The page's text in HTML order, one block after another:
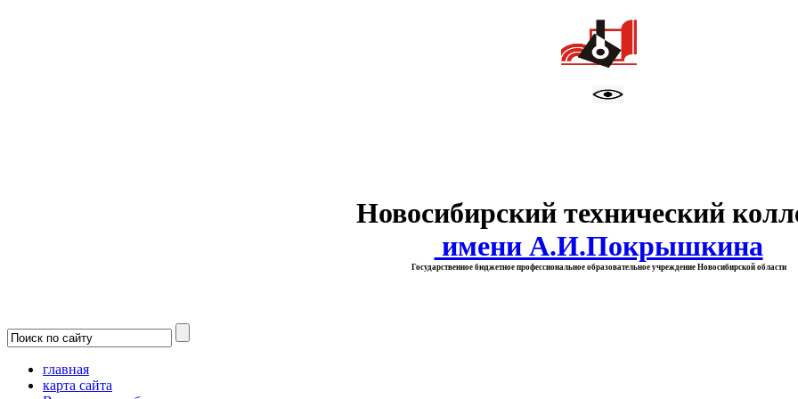
Новосибирский технический
имени А.И.Покрышкина
Государственное бюджетное профессиональное образовательное учреждение Новосибирской области
главная
карта сайта